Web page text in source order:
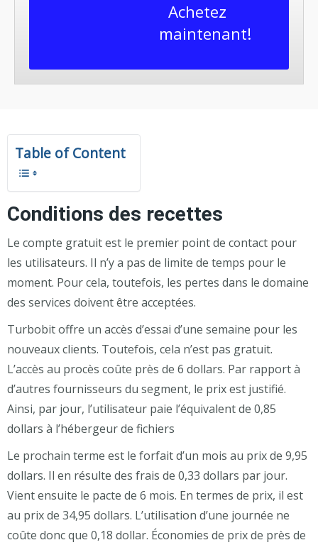
Achetez
maintenant!
Table of Content
Conditions des recettes
Le compte gratuit est le premier point de contact pour
les utilisateurs. Il n’y a pas de limite de temps pour le
moment. Pour cela, toutefois, les pertes dans le domaine
des services doivent être acceptées.
Turbobit offre un accès d’essai d’une semaine pour les
nouveaux clients. Toutefois, cela n’est pas gratuit.
L’accès au procès coûte près de 6 dollars. Par rapport à
d’autres fournisseurs du segment, le prix est justifié.
Ainsi, par jour, l’utilisateur paie l’équivalent de 0,85
dollars à l’hébergeur de fichiers
Le prochain terme est le forfait d’un mois au prix de 9,95
dollars. Il en résulte des frais de 0,33 dollars par jour.
Vient ensuite le pacte de 6 mois. En termes de prix, il est
au prix de 34,95 dollars. L’utilisation d’une journée ne
coûte donc que 0,18 dollar. Économies de prix de près de